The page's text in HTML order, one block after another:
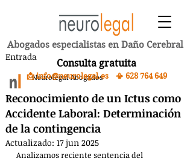
Abogados especialistas en Daño Cerebral
Consulta gratuita
📩 info@neurolegal.es 📳 628 764 649
Entrada
Reconocimiento de un Ictus como
Accidente Laboral: Determinación
de la contingencia
Neurolegal Abogados
Actualizado: 17 jun 2025
Analizamos reciente sentencia del